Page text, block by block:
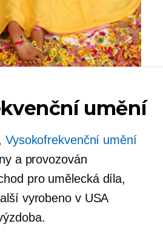
umění
Vysokofrekvenční umění
a provozován
pro umělecká díla,
vyrobeno v USA